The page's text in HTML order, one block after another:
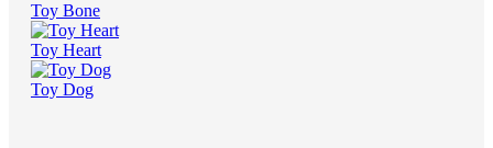
Toy Bone
Toy Heart
Toy Dog